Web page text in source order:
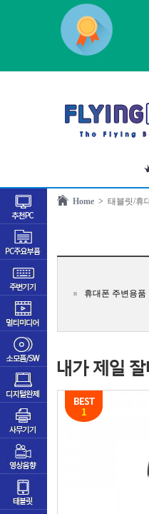
Home > 태블릿/휴
휴대폰 주변용품